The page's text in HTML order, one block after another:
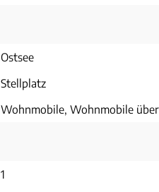
Ostsee
Stellplatz
Wohnmobile, Wohnmobile
1